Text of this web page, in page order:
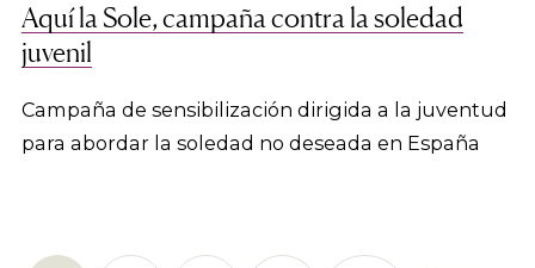
Aquí la Sole, campaña contra la soledad
juvenil
Campaña de sensibilización dirigida a la juventud
para abordar la soledad no deseada en España